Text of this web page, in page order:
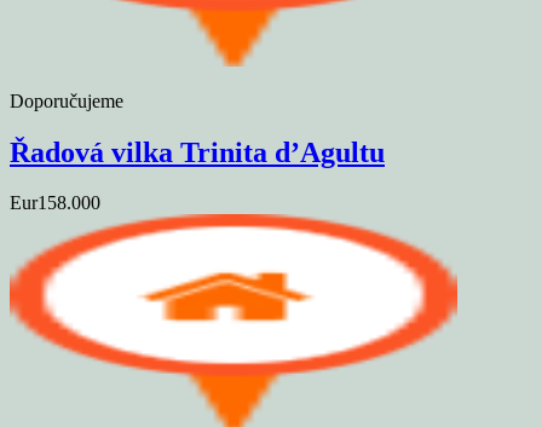
Doporučujeme
Řadová vilka Trinita d’Agultu
Eur158.000